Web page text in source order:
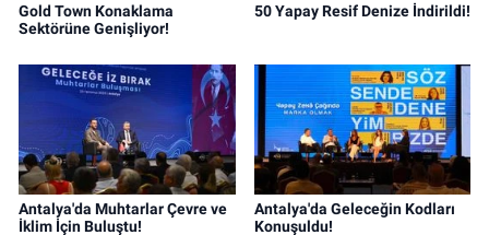
Gold Town Konaklama
Sektörüne Genişliyor!
50 Yapay Resif Denize İndirildi!
Antalya'da Muhtarlar Çevre ve
İklim İçin Buluştu!
Antalya'da Geleceğin Kodları
Konuşuldu!